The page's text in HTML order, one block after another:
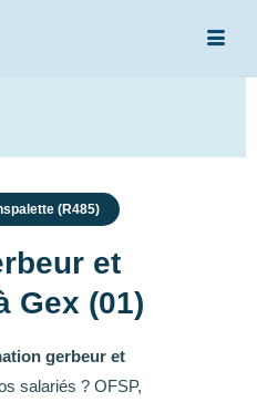
(R485)
et
Gex (01)
gerbeur et
salariés ? OFSP,